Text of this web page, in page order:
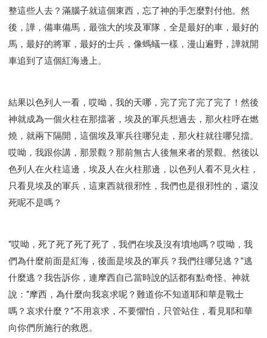
整這些人去？滿腦子就這個東西，忘了神的手怎麼對付他。然
後，譁，備車備馬，最強大的埃及軍隊，全是最好的車，最好的
馬，最好的將軍，最好的士兵，像螞蟻一樣，漫山遍野，譁就開
車追到了這個紅海邊上。
結果以色列人一看，哎呦，我的天哪，完了完了完了完了！然後
神就成為一個火柱在那擋著，埃及的軍兵想過去，那火柱呼在燃
燒，就兩下隔開，這個埃及軍兵往哪兒走，那火柱就往哪兒擋。
哎呦，我跟你講，那景觀？那前無古人後無來者的景觀。然後以
色列人在火柱這邊，埃及人在火柱那邊，以色列人看不見火柱，
只看見埃及的軍兵，這東西就很邪性，我們也是很邪性的，還沒
死呢不是嗎？
“哎呦，死了死了死了死了，我們在埃及沒有墳地嗎？哎呦，我
們為什麼前面是紅海，後面是埃及的軍兵？我們往哪兒逃？”逃
什麼逃？我告訴你，連摩西自己當時說的話都有點奇怪。神就
說：“摩西，為什麼向我哀求呢？難道你不知道耶和華是戰士
嗎？哀求什麼？”不用哀求，不要懼怕，只管站住，看見耶和華
向你們所施行的救恩。